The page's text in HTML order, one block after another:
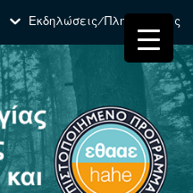
Εκδηλώσεις/Πληροφορίες